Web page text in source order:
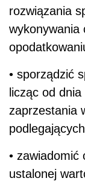
rozwiązania
wykonywania
• sporządzić
licząc od dnia
zaprzestania
•
ustalonej